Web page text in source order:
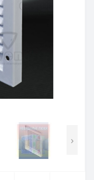
›